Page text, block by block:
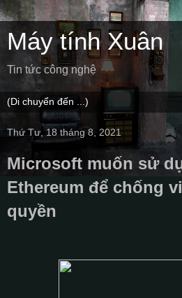
Máy tính Xuân
Tin tức công nghệ
Thứ Tư, 18 tháng 8, 2021
Microsoft muốn sử
Ethereum để chống
quyền